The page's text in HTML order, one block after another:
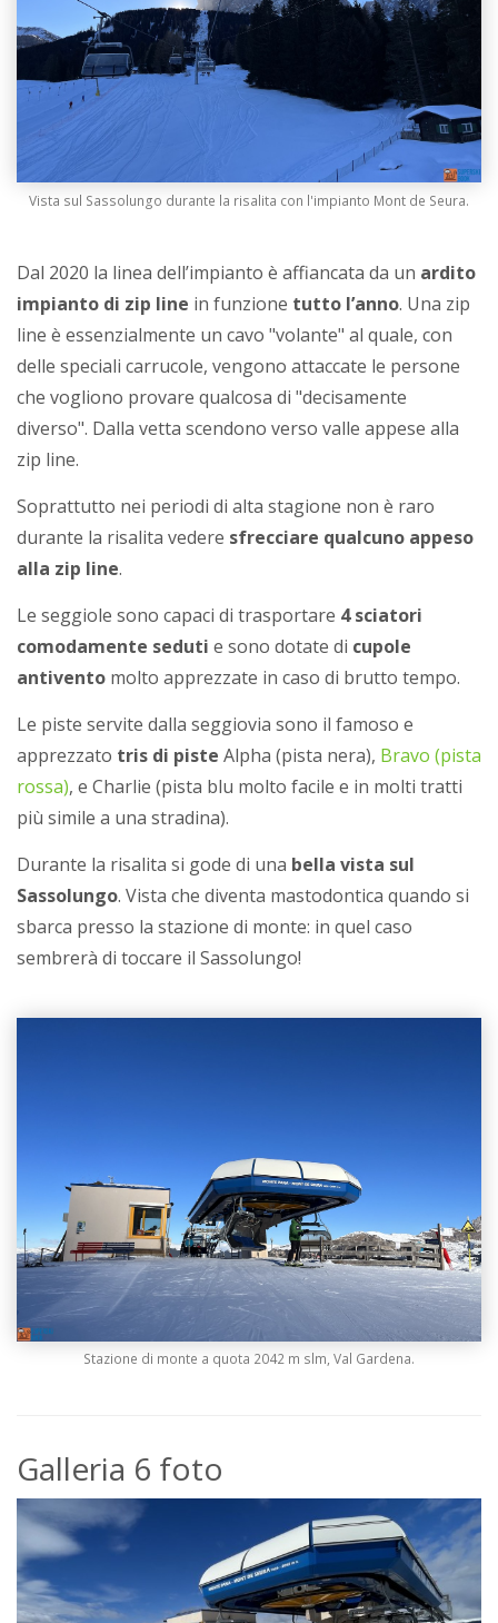
Vista sul Sassolungo durante la risalita con l'impianto Mont de Seura.
Dal 2020 la linea dell’impianto è affiancata da un ardito
impianto di zip line in funzione tutto l’anno. Una zip
line è essenzialmente un cavo "volante" al quale, con
delle speciali carrucole, vengono attaccate le persone
che vogliono provare qualcosa di "decisamente
diverso". Dalla vetta scendono verso valle appese alla
zip line.
Soprattutto nei periodi di alta stagione non è raro
durante la risalita vedere sfrecciare qualcuno appeso
alla zip line.
Le seggiole sono capaci di trasportare 4 sciatori
comodamente seduti e sono dotate di cupole
antivento molto apprezzate in caso di brutto tempo.
Le piste servite dalla seggiovia sono il famoso e
apprezzato tris di piste Alpha (pista nera), Bravo (pista
rossa), e Charlie (pista blu molto facile e in molti tratti
più simile a una stradina).
Durante la risalita si gode di una bella vista sul
Sassolungo. Vista che diventa mastodontica quando si
sbarca presso la stazione di monte: in quel caso
sembrerà di toccare il Sassolungo!
Stazione di monte a quota 2042 m slm, Val Gardena.
Galleria 6 foto